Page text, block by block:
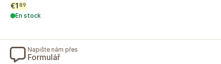
€1 89
En stock
Napište nám přes
Formulář